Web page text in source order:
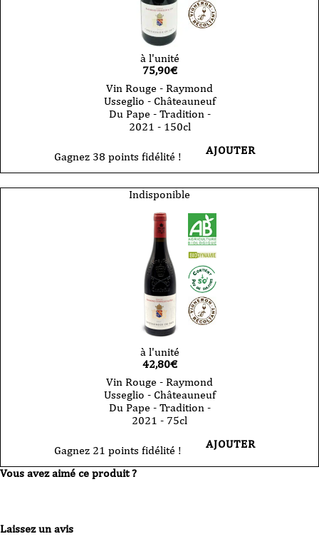
à l'unité
75,90€
Vin Rouge - Raymond
Usseglio - Châteauneuf
Du Pape - Tradition -
2021 - 150cl
Gagnez 38 points fidélité ! AJOUTER
Indisponible
à l'unité
42,80€
Vin Rouge - Raymond
Usseglio - Châteauneuf
Du Pape - Tradition -
2021 - 75cl
Gagnez 21 points fidélité ! AJOUTER
Vous avez aimé ce produit ?
Laissez un avis